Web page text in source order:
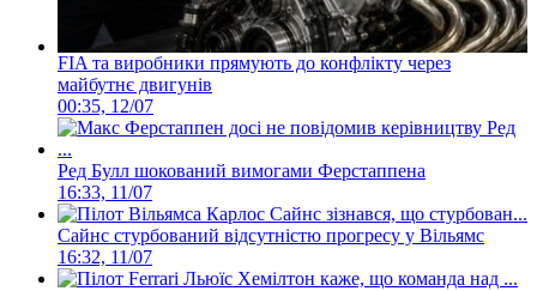
FIA та виробники прямують до конфлікту через
майбутнє двигунів
00:35, 12/07
Ред Булл шокований вимогами Ферстаппена
16:33, 11/07
Сайнс стурбований відсутністю прогресу у Вільямс
16:32, 11/07